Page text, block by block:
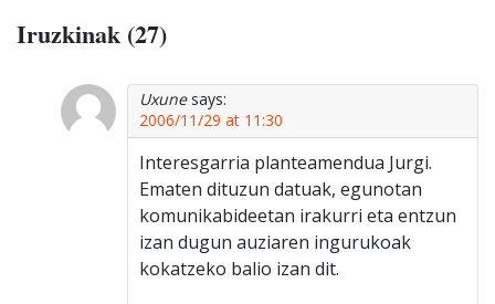
Iruzkinak (27)
Uxune says:
2006/11/29 at 11:30
Interesgarria planteamendua Jurgi.
Ematen dituzun datuak, egunotan
komunikabideetan irakurri eta entzun
izan dugun auziaren ingurukoak
kokatzeko balio izan dit.